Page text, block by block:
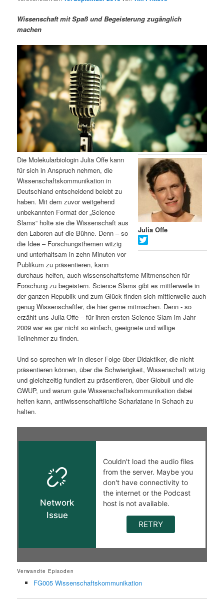
ä
r
e
I
n
h
a
l
t
s
p
r
i
n
g
e
n
n
d
ä
e
n
I
n
h
a
l
t
s
p
r
i
n
g
e
n
n
v
i
g
t
i
o
Wissenschaft mit Spaß und Begeisterung zugänglich
machen
Julia Offe
Die Molekularbiologin Julia Offe kann
für sich in Anspruch nehmen, die
Wissenschaftskommunikation in
Deutschland entscheidend belebt zu
haben. Mit dem zuvor weitgehend
unbekannten Format der „Science
Slams“ holte sie die Wissenschaft aus
den Laboren auf die Bühne. Denn – so
die Idee – Forschungsthemen witzig
und unterhaltsam in zehn Minuten vor
Publikum zu präsentieren, kann
durchaus helfen, auch wissenschaftsferne Mitmenschen für
Forschung zu begeistern. Science Slams gibt es mittlerweile in
der ganzen Republik und zum Glück finden sich mittlerweile auch
genug Wissenschaftler, die hier gerne mitmachen. Denn - so
erzählt uns Julia Offe – für ihren ersten Science Slam im Jahr
2009 war es gar nicht so einfach, geeignete und willige
Teilnehmer zu finden.
Und so sprechen wir in dieser Folge über Didaktiker, die nicht
präsentieren können, über die Schwierigkeit, Wissenschaft witzig
und gleichzeitig fundiert zu präsentieren, über Globuli und die
GWUP, und warum gute Wissenschaftskommunikation dabei
helfen kann, antiwissenschaftliche Scharlatane in Schach zu
halten.
Verwandte Episoden
FG005 Wissenschaftskommunikation